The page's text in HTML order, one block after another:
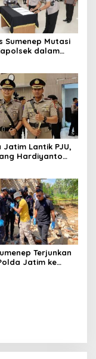
Sumenep Mutasi
dalam
Jatim Lantik PJU,
Hardiyanto
Terjunkan
Jatim ke